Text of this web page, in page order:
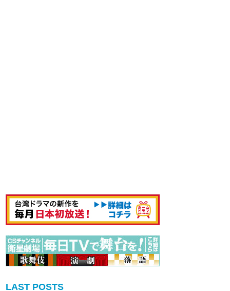
LAST POSTS